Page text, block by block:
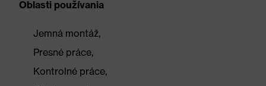
Oblasti používania
Jemná montáž,
Presné práce,
Kontrolné práce,